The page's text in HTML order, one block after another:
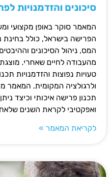
סיכונים והזדמנויות
המאמר סוקר באופן מקצועי
הפרישה בישראל, כולל
המס, ניהול הסיכונים
מהעבודה לחיים שאחרי.
טעויות נפוצות והזדמנויות
ולרגולציה המקומית. המאמר
תכנון פרישה איכותי וכיצד
ואפקטיבי לקראת השנים
לקריאת המאמר »